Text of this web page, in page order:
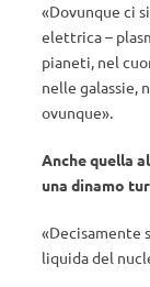
«Dovunque ci
elettrica –
pianeti, nel
nelle galassie,
ovunque».
Anche quella
una dinamo
«Decisamente
liquida del